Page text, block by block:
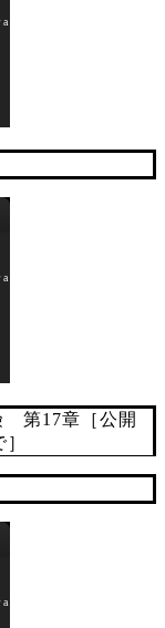
第17章［公開